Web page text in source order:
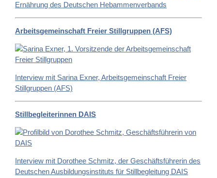
Ernährung des Deutschen Hebammenverbands
Arbeitsgemeinschaft Freier Stillgruppen (AFS)
Interview mit Sarina Exner, Arbeitsgemeinschaft Freier
Stillgruppen (AFS)
Stillbegleiterinnen DAIS
Interview mit Dorothee Schmitz, der Geschäftsführerin des
Deutschen Ausbildungsinstituts für Stillbegleitung DAIS